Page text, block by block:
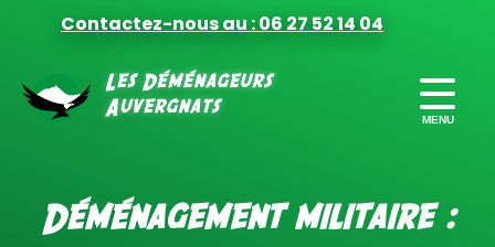
Contactez-nous au : 06 27 52 14 04
DE DÉMÉNAGEMENT
Déménagement militaire :